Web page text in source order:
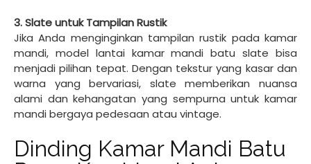
3. Slate untuk Tampilan Rustik
Jika Anda menginginkan tampilan rustik pada kamar
mandi, model lantai kamar mandi batu slate bisa
menjadi pilihan tepat. Dengan tekstur yang kasar dan
warna yang bervariasi, slate memberikan nuansa
alami dan kehangatan yang sempurna untuk kamar
mandi bergaya pedesaan atau vintage.
Dinding Kamar Mandi Batu